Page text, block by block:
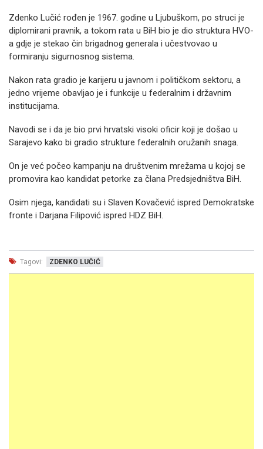
Zdenko Lučić rođen je 1967. godine u Ljubuškom, po struci je
diplomirani pravnik, a tokom rata u BiH bio je dio struktura HVO-
a gdje je stekao čin brigadnog generala i učestvovao u
formiranju sigurnosnog sistema.
Nakon rata gradio je karijeru u javnom i političkom sektoru, a
jedno vrijeme obavljao je i funkcije u federalnim i državnim
institucijama.
Navodi se i da je bio prvi hrvatski visoki oficir koji je došao u
Sarajevo kako bi gradio strukture federalnih oružanih snaga.
On je već počeo kampanju na društvenim mrežama u kojoj se
promovira kao kandidat petorke za člana Predsjedništva BiH.
Osim njega, kandidati su i Slaven Kovačević ispred Demokratske
fronte i Darjana Filipović ispred HDZ BiH.
Tagovi: ZDENKO LUČIĆ